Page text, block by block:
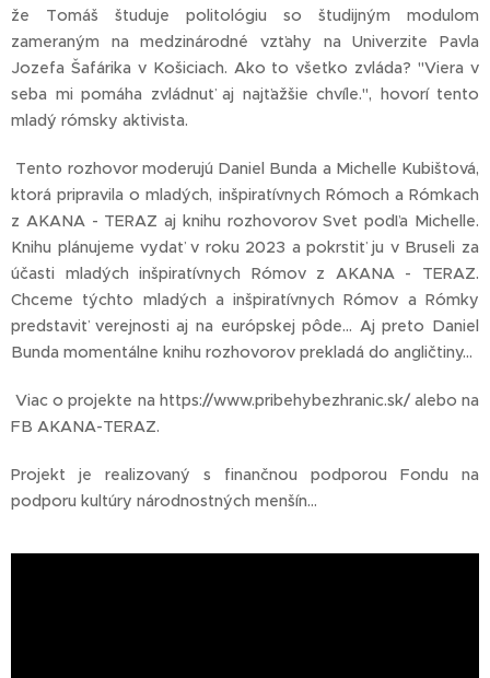
že Tomáš študuje politológiu so študijným modulom
zameraným na medzinárodné vzťahy na Univerzite Pavla
Jozefa Šafárika v Košiciach. Ako to všetko zvláda? "Viera v
seba mi pomáha zvládnuť aj najťažšie chvíle.", hovorí tento
mladý rómsky aktivista.
Tento rozhovor moderujú Daniel Bunda a Michelle Kubištová,
ktorá pripravila o mladých, inšpiratívnych Rómoch a Rómkach
z AKANA - TERAZ aj knihu rozhovorov Svet podľa Michelle.
Knihu plánujeme vydať v roku 2023 a pokrstiť ju v Bruseli za
účasti mladých inšpiratívnych Rómov z AKANA - TERAZ.
Chceme týchto mladých a inšpiratívnych Rómov a Rómky
predstaviť verejnosti aj na európskej pôde... Aj preto Daniel
Bunda momentálne knihu rozhovorov prekladá do angličtiny...
Viac o projekte na https://www.pribehybezhranic.sk/ alebo na
FB AKANA-TERAZ.
Projekt je realizovaný s finančnou podporou Fondu na
podporu kultúry národnostných menšín...